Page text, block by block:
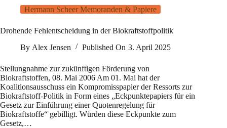
Hermann Scheer Memoranden & Papiere
Drohende Fehlentscheidung in der Biokraftstoffpolitik
By Alex Jensen Published On 3. April 2025
Stellungnahme zur zukünftigen Förderung von
Biokraftstoffen, 08. Mai 2006 Am 01. Mai hat der
Koalitionsausschuss ein Kompromisspapier der Ressorts zur
Biokraftstoff-Politik in Form eines „Eckpunktepapiers für ein
Gesetz zur Einführung einer Quotenregelung für
Biokraftstoffe“ gebilligt. Würden diese Eckpunkte zum
Gesetz,…